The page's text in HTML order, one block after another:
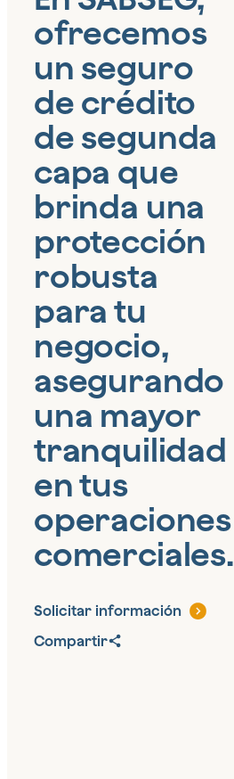
ofrecemos
un seguro
de crédito
de segunda
capa que
brinda una
protección
robusta
para tu
negocio,
asegurando
una mayor
tranquilidad
en tus
operaciones
comerciales.
Solicitar información
Compartir